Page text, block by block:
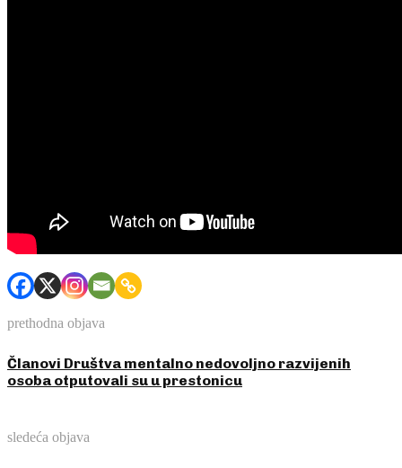
prethodna objava
Članovi Društva mentalno nedovoljno razvijenih
osoba otputovali su u prestonicu
sledeća objava